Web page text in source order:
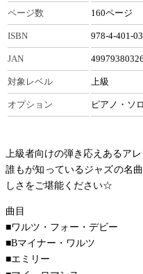
ページ数 160ページ
ISBN 978-4-401-
JAN
対象レベル 上級
オプション ピアノ・ソ
上級者向けの弾き応えあるア
誰もが知っているジャズの名
しさをご堪能ください☆
曲目
■ワルツ・フォー・デビー
■Bマイナー・ワルツ
■エミリー